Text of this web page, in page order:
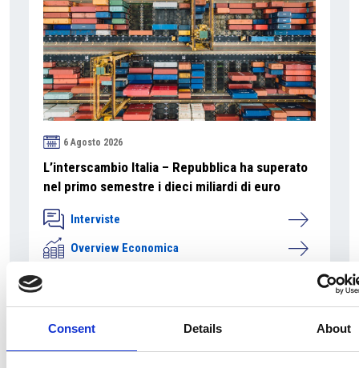
Consent Details About
6 Agosto 2026
L’interscambio Italia – Repubblica ha superato
nel primo semestre i dieci miliardi di euro
Interviste
Overview Economica